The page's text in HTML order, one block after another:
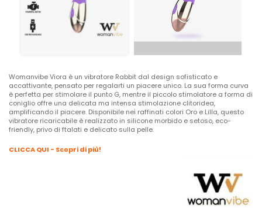
Womanvibe Viora è un vibratore Rabbit dal design sofisticato e
accattivante, pensato per regalarti un piacere unico. La sua forma curva
è perfetta per stimolare il punto G, mentre il piccolo stimolatore a forma di
coniglio offre una delicata ma intensa stimolazione clitoridea,
amplificando il piacere. Disponibile nei raffinati colori Oro e Lilla, questo
vibratore ricaricabile è realizzato in silicone morbido e setoso, eco-
friendly, privo di ftalati e delicato sulla pelle.
CLICCA QUI - Scopri di più!